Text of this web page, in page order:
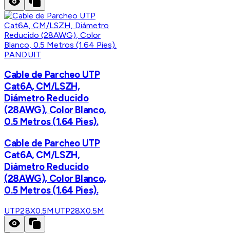
PANDUIT
Cable de Parcheo UTP
Cat6A, CM/LSZH,
Diámetro Reducido
(28AWG), Color Blanco,
0.5 Metros (1.64 Pies).
Cable de Parcheo UTP
Cat6A, CM/LSZH,
Diámetro Reducido
(28AWG), Color Blanco,
0.5 Metros (1.64 Pies).
UTP28X0.5M UTP28X0.5M